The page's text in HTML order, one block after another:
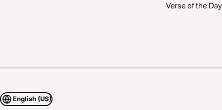
Verse of the Day
English (US)